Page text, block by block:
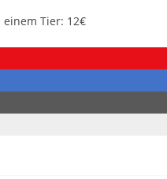
einem Tier: 12€